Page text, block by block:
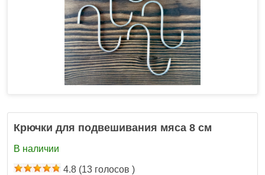
Крючки для подвешивания мяса 8 см
В наличии
4.8 (13 голосов )